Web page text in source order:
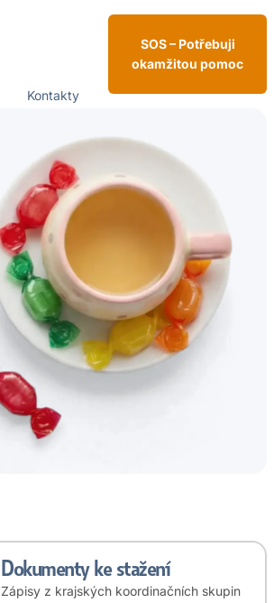
Kontakty
SOS – Potřebuji
okamžitou pomoc
Dokumenty ke stažení
Zápisy z krajských koordinačních skupin